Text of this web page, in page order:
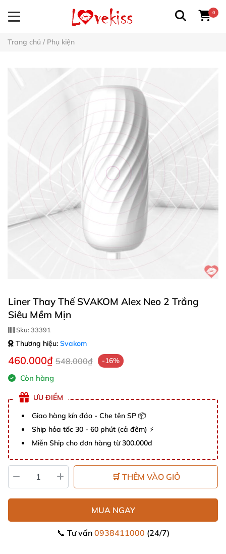
0
Trang chủ / Phụ kiện
Liner Thay Thế SVAKOM Alex Neo 2 Trắng
Siêu Mềm Mịn
Sku:33391
Thương hiệu: Svakom
460.000₫ 548.000₫ -16%
Còn hàng
ƯU ĐIỂM
Giao hàng kín đáo - Che tên SP 📦
Ship hỏa tốc 30 - 60 phút (cả đêm) ⚡
Miễn Ship cho đơn hàng từ 300.000đ
🛒 THÊM VÀO GIỎ
MUA NGAY
📞 Tư vấn 0938411000 (24/7)